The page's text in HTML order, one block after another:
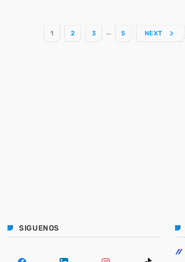
1 2 3 … 5 NEXT navigate_next
SIGUENOS